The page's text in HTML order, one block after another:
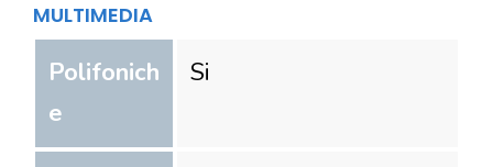
MULTIMEDIA
Polifonich
e
Si